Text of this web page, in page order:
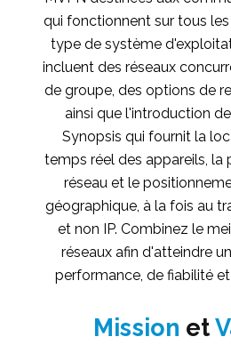
qui fonctionnent sur tous
type de système
incluent des réseaux
de groupe, des options de
ainsi que l'introduction
Synopsis qui fournit la
temps réel des appareils, la
réseau et le
géographique, à la fois au
et non IP. Combinez le
réseaux afin d'atteindre
performance, de fiabilité
Mission et